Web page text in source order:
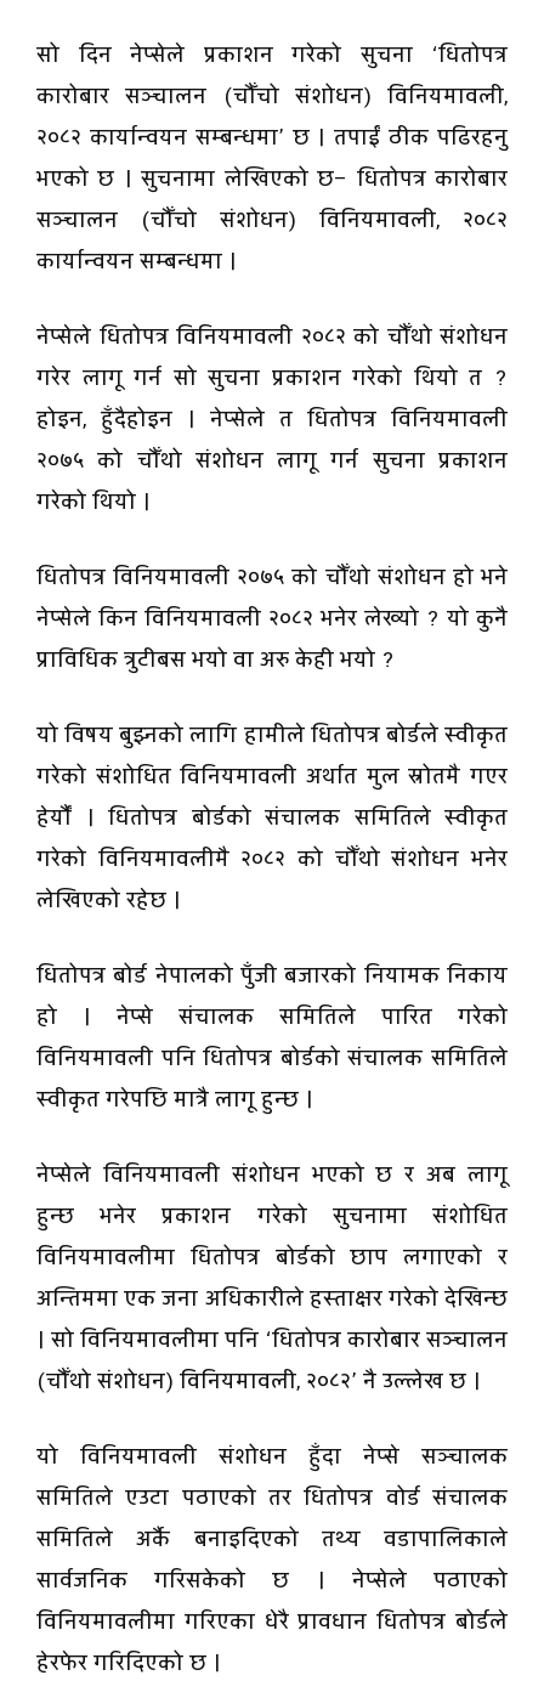
सो दिन नेप्सेले प्रकाशन गरेको सुचना ‘धितोपत्र
कारोबार सञ्चालन (चौँचो संशोधन) विनियमावली,
२०८२ कार्यान्वयन सम्बन्धमा’ छ । तपाईं ठीक पढिरहनु
भएको छ । सुचनामा लेखिएको छ– धितोपत्र कारोबार
सञ्चालन (चौँचो संशोधन) विनियमावली, २०८२
कार्यान्वयन सम्बन्धमा ।
नेप्सेले धितोपत्र विनियमावली २०८२ को चौँथो संशोधन
गरेर लागू गर्न सो सुचना प्रकाशन गरेको थियो त ?
होइन, हुँदैहोइन । नेप्सेले त धितोपत्र विनियमावली
२०७५ को चौँथो संशोधन लागू गर्न सुचना प्रकाशन
गरेको थियो ।
धितोपत्र विनियमावली २०७५ को चौँथो संशोधन हो भने
नेप्सेले किन विनियमावली २०८२ भनेर लेख्यो ? यो कुनै
प्राविधिक त्रुटीबस भयो वा अरु केही भयो ?
यो विषय बुझ्नको लागि हामीले धितोपत्र बोर्डले स्वीकृत
गरेको संशोधित विनियमावली अर्थात मुल स्रोतमै गएर
हेर्यौं । धितोपत्र बोर्डको संचालक समितिले स्वीकृत
गरेको विनियमावलीमै २०८२ को चौँथो संशोधन भनेर
लेखिएको रहेछ ।
धितोपत्र बोर्ड नेपालको पुँजी बजारको नियामक निकाय
हो । नेप्से संचालक समितिले पारित गरेको
विनियमावली पनि धितोपत्र बोर्डको संचालक समितिले
स्वीकृत गरेपछि मात्रै लागू हुन्छ ।
नेप्सेले विनियमावली संशोधन भएको छ र अब लागू
हुन्छ भनेर प्रकाशन गरेको सुचनामा संशोधित
विनियमावलीमा धितोपत्र बोर्डको छाप लगाएको र
अन्तिममा एक जना अधिकारीले हस्ताक्षर गरेको देखिन्छ
। सो विनियमावलीमा पनि ‘धितोपत्र कारोबार सञ्चालन
(चौँथो संशोधन) विनियमावली, २०८२’ नै उल्लेख छ ।
यो विनियमावली संशोधन हुँदा नेप्से सञ्चालक
समितिले एउटा पठाएको तर धितोपत्र वोर्ड संचालक
समितिले अर्कै बनाइदिएको तथ्य वडापालिकाले
सार्वजनिक गरिसकेको छ । नेप्सेले पठाएको
विनियमावलीमा गरिएका धेरै प्रावधान धितोपत्र बोर्डले
हेरफेर गरिदिएको छ ।